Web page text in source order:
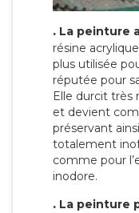
. La peinture
résine
plus utilisée
réputée pour
Elle durcit très
et devient
préservant
totalement
comme pour
inodore.
. La peinture